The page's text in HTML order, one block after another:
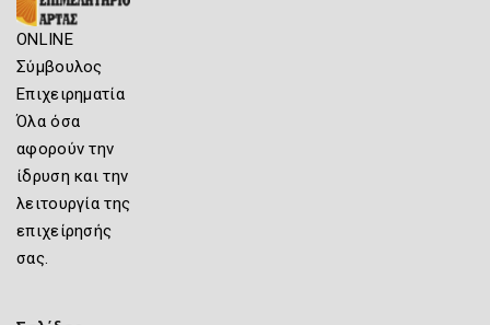
ONLINE
Σύμβουλος
Επιχειρηματία
Όλα όσα
αφορούν την
ίδρυση και την
λειτουργία της
επιχείρησής
σας.